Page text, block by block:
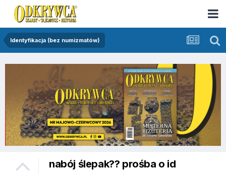
Identyfikacja (bez numizmatów)
nabój ślepak?? prośba o id